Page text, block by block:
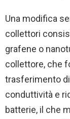
Una modifica
collettori
grafene o
collettore, che
trasferimento
conduttività e
batterie, il che